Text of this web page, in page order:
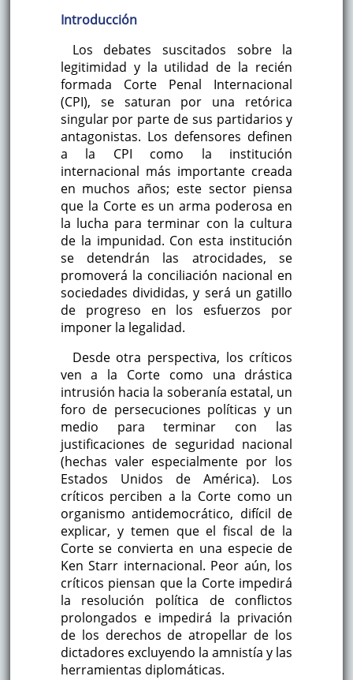
Introducción
Los debates suscitados sobre la
legitimidad y la utilidad de la recién
formada Corte Penal Internacional
(CPI), se saturan por una retórica
singular por parte de sus partidarios y
antagonistas. Los defensores definen
a la CPI como la institución
internacional más importante creada
en muchos años; este sector piensa
que la Corte es un arma poderosa en
la lucha para terminar con la cultura
de la impunidad. Con esta institución
se detendrán las atrocidades, se
promoverá la conciliación nacional en
sociedades divididas, y será un gatillo
de progreso en los esfuerzos por
imponer la legalidad.
Desde otra perspectiva, los críticos
ven a la Corte como una drástica
intrusión hacia la soberanía estatal, un
foro de persecuciones políticas y un
medio para terminar con las
justificaciones de seguridad nacional
(hechas valer especialmente por los
Estados Unidos de América). Los
críticos perciben a la Corte como un
organismo antidemocrático, difícil de
explicar, y temen que el fiscal de la
Corte se convierta en una especie de
Ken Starr internacional. Peor aún, los
críticos piensan que la Corte impedirá
la resolución política de conflictos
prolongados e impedirá la privación
de los derechos de atropellar de los
dictadores excluyendo la amnistía y las
herramientas diplomáticas.